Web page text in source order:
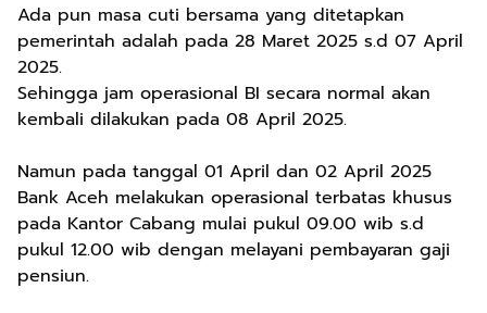
Ada pun masa cuti bersama yang ditetapkan
pemerintah adalah pada 28 Maret 2025 s.d 07 April
2025.
Sehingga jam operasional BI secara normal akan
kembali dilakukan pada 08 April 2025.
Namun pada tanggal 01 April dan 02 April 2025
Bank Aceh melakukan operasional terbatas khusus
pada Kantor Cabang mulai pukul 09.00 wib s.d
pukul 12.00 wib dengan melayani pembayaran gaji
pensiun.